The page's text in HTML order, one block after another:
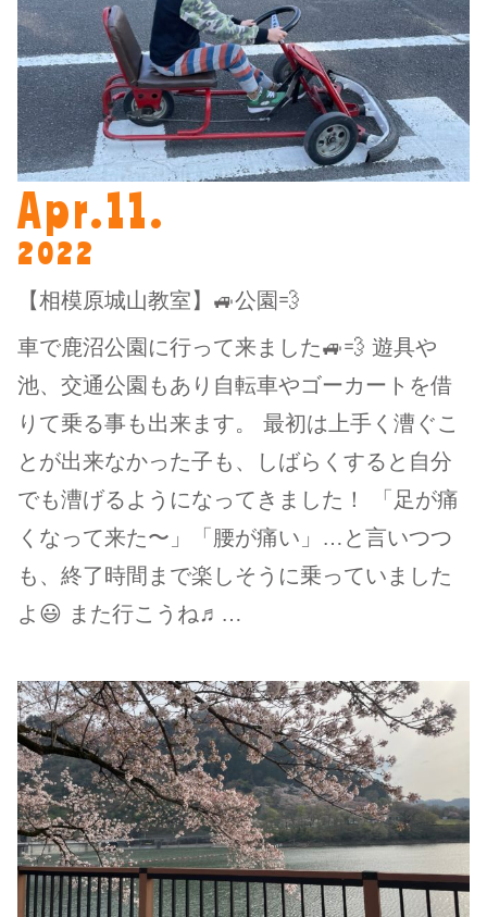
Apr.11.
2022
【相模原城山教室】🚙公園💨
車で鹿沼公園に行って来ました🚙💨 遊具や
池、交通公園もあり自転車やゴーカートを借
りて乗る事も出来ます。 最初は上手く漕ぐこ
とが出来なかった子も、しばらくすると自分
でも漕げるようになってきました！ 「足が痛
くなって来た〜」「腰が痛い」…と言いつつ
も、終了時間まで楽しそうに乗っていました
よ😃 また行こうね♬…